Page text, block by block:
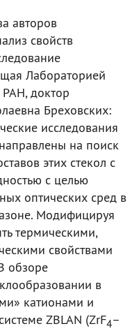
авторов
свойств
Лабораторией
доктор
Бреховских:
исследования
на поиск
этих стекол с
с целью
оптических сред в
Модифицируя
термическими,
свойствами
обзоре
в
катионами и
ZBLAN (ZrF4–